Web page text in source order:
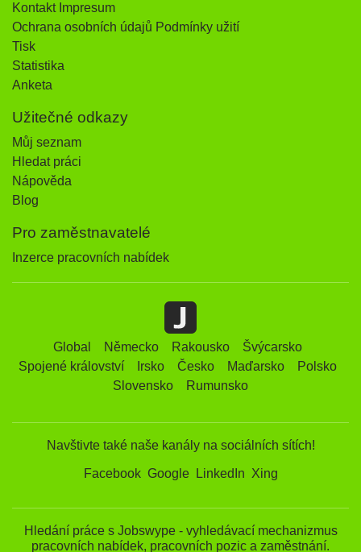
Kontakt Impresum
Ochrana osobních údajů Podmínky užití
Tisk
Statistika
Anketa
Užitečné odkazy
Můj seznam
Hledat práci
Nápověda
Blog
Pro zaměstnavatelé
Inzerce pracovních nabídek
Global Německo Rakousko
Švýcarsko
Spojené království
Irsko Česko Maďarsko
Polsko
Slovensko
Rumunsko
Navštivte také naše kanály na sociálních sítích!
Facebook Google LinkedIn Xing
Hledání práce s Jobswype - vyhledávací mechanizmus
pracovních nabídek, pracovních pozic a zaměstnání.